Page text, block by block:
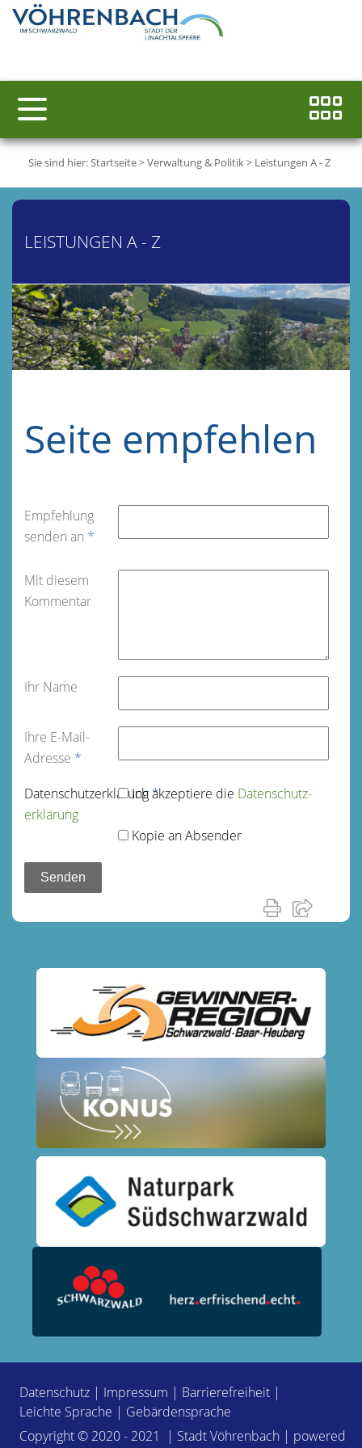
Sie sind hier:Startseite>Verwaltung & Politik> Leistungen A - Z
LEISTUNGEN A - Z
Seite empfehlen
Empfehlung
senden an *
Mit diesem
Kommentar
Ihr Name
Ihre E-Mail-
Adresse *
Datenschutz­erklärung*
Ich akzeptiere die Datenschutz­
erklärung
Kopie an Absender
Datenschutz | Impressum | Barrierefreiheit |
Leichte Sprache | Gebärdensprache
Copyright © 2020 - 2021 | Stadt Vöhrenbach | powered